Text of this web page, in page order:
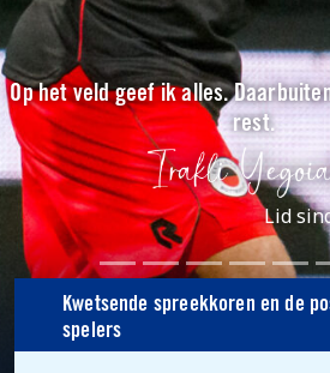
Op het veld geef ik alles.
rest.
Lid
Kwetsende spreekkoren en de
spelers